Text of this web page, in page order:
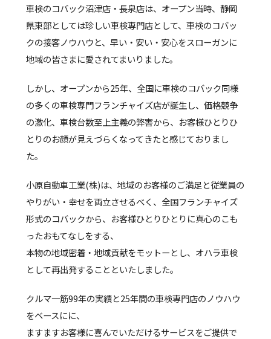
車検のコバック沼津店・長泉店は、オープン当時、静岡
県東部としては珍しい車検専門店として、車検のコバッ
クの接客ノウハウと、早い・安い・安心をスローガンに
地域の皆さまに愛されてまいりました。
しかし、オープンから25年、全国に車検のコバック同様
の多くの車検専門フランチャイズ店が誕生し、価格競争
の激化、車検台数至上主義の弊害から、お客様ひとりひ
とりのお顔が見えづらくなってきたと感じておりまし
た。
小原自動車工業(株)は、地域のお客様のご満足と従業員の
やりがい・幸せを両立させるべく、全国フランチャイズ
形式のコバックから、お客様ひとりひとりに真心のこも
ったおもてなしをする、
本物の地域密着・地域貢献をモットーとし、オハラ車検
として再出発することといたしました。
クルマ一筋99年の実績と25年間の車検専門店のノウハウ
をベースにに、
ますますお客様に喜んでいただけるサービスをご提供で